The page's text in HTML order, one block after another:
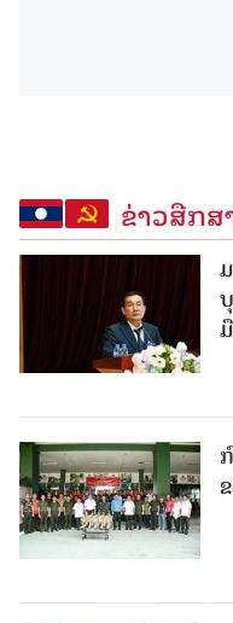
ຂ່າວສືກສ